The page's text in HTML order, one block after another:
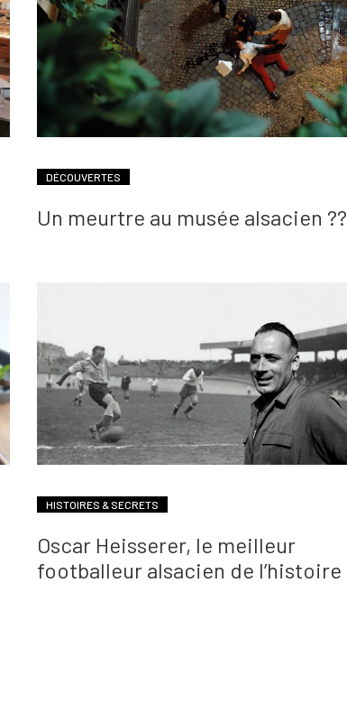
DÉCOUVERTES
Un meurtre au musée alsacien ??
HISTOIRES & SECRETS
Oscar Heisserer, le meilleur
footballeur alsacien de l’histoire